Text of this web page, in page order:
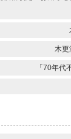
木
「70年代